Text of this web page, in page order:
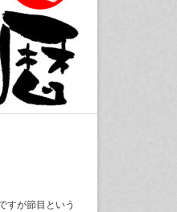
すが節目という